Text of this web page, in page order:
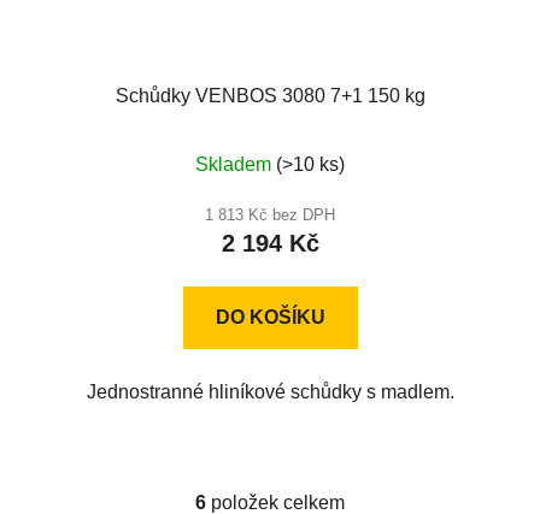
Schůdky VENBOS 3080 7+1 150 kg
hodnocení
produktu
je
z
Skladem (>10 ks)
1 813 Kč bez DPH
2 194 Kč
DO KOŠÍKU
Jednostranné hliníkové schůdky s madlem.
6 položek celkem